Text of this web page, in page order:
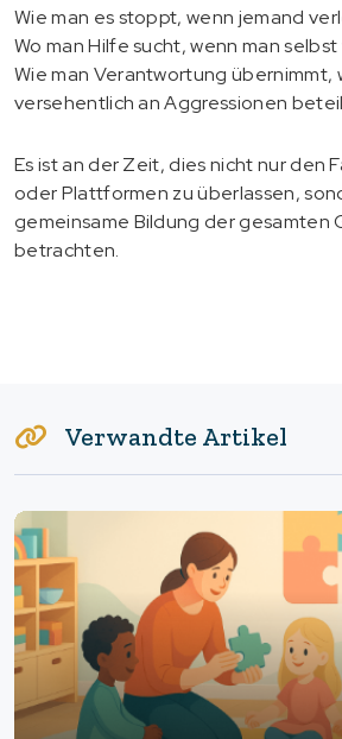
Wie man es stoppt, wenn jemand
Wo man Hilfe sucht, wenn man
Wie man Verantwortung übernimmt,
versehentlich an Aggressionen
Es ist an der Zeit, dies nicht nur den
oder Plattformen zu überlassen,
gemeinsame Bildung der gesamten
betrachten.
Verwandte Artikel